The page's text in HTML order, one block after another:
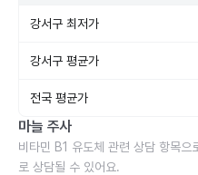
강서구 최저가
강서구 평균가
전국 평균가
마늘 주사
비타민 B1 유도체 관련 상담 항목으
로 상담될 수 있어요.